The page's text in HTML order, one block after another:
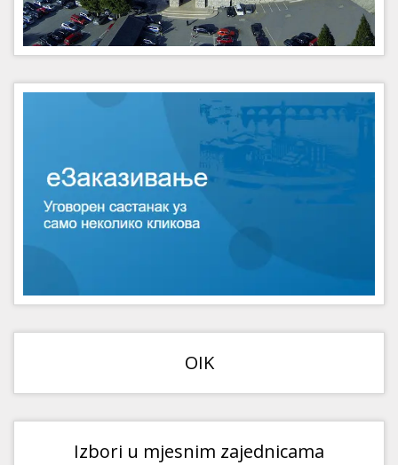
OIK
Izbori u mjesnim zajednicama